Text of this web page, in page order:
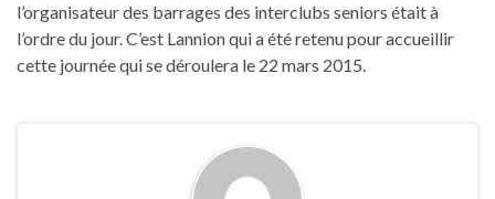
l’organisateur des barrages des interclubs seniors était à
l’ordre du jour. C’est Lannion qui a été retenu pour accueillir
cette journée qui se déroulera le 22 mars 2015.